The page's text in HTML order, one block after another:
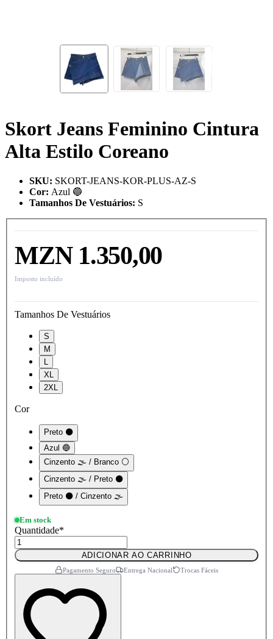
Skort Jeans Feminino Cintura
Alta Estilo Coreano
SKU: SKORT-JEANS-KOR-PLUS-AZ-S
Cor: Azul 🔵
Tamanhos De Vestuários: S
MZN 1.350,00
Imposto incluído
Tamanhos De Vestuários
S
M
L
XL
2XL
Cor
Preto ⚫
Azul 🔵
Cinzento 🌫️ / Branco ⚪
Cinzento 🌫️ / Preto ⚫
Preto ⚫ / Cinzento 🌫️
Em stock
Quantidade*
ADICIONAR AO CARRINHO
Pagamento Seguro Entrega Nacional Trocas Fáceis